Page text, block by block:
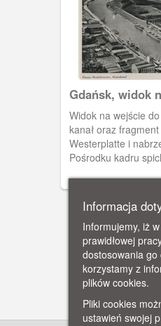
Gdańsk, widok
portu
Widok na wejście
kanał oraz fragment
Westerplatte i
Pośrodku kadru
Informacja
Informujemy, iż
prawidłowej
dostosowania
korzystamy z
plików cookies.
Pliki cookies
ustawień swojej